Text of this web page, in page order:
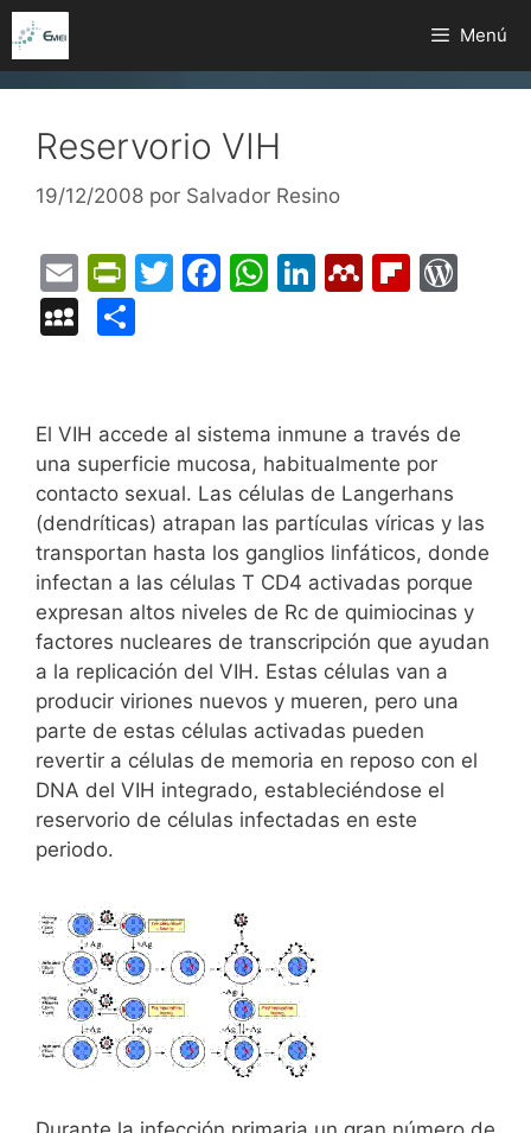
Saltar
al
contenido
Menú
Reservorio VIH
19/12/2008 por Salvador Resino
E
m
ai
Pr
in
tF
e
n
dl
y
T
F
b
o
o
k
W
A
p
p
Li
dI
n
M
el
e
y
Fl
ar
d
e
M
p
a
c
e
p
ar
tir
El VIH accede al sistema inmune a través de
una superficie mucosa, habitualmente por
contacto sexual. Las células de Langerhans
(dendríticas) atrapan las partículas víricas y las
transportan hasta los ganglios linfáticos, donde
infectan a las células T CD4 activadas porque
expresan altos niveles de Rc de quimiocinas y
factores nucleares de transcripción que ayudan
a la replicación del VIH. Estas células van a
producir viriones nuevos y mueren, pero una
parte de estas células activadas pueden
revertir a células de memoria en reposo con el
DNA del VIH integrado, estableciéndose el
reservorio de células infectadas en este
periodo.